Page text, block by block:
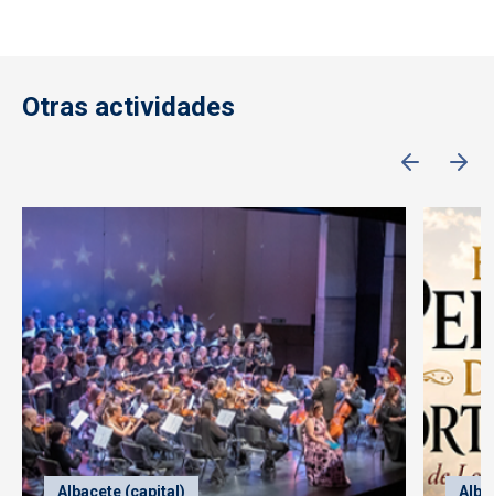
Otras actividades
Albacete (capital)